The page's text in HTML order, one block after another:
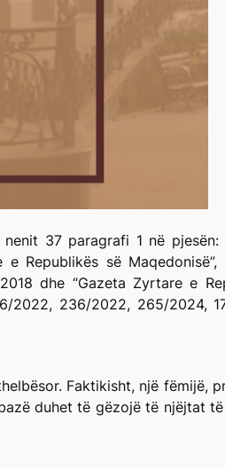
37 paragrafi 1 në pjesën:
Republikës së Maqedonisë”,
dhe “Gazeta Zyrtare e
2022, 236/2022, 265/2024,
Faktikisht, një fëmijë,
duhet të gëzojë të njëjtat